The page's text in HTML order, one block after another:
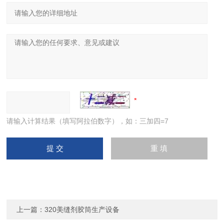
请输入计算结果（填写阿拉伯数字），如：三加四=7
上一篇：320美缝剂胶筒生产设备